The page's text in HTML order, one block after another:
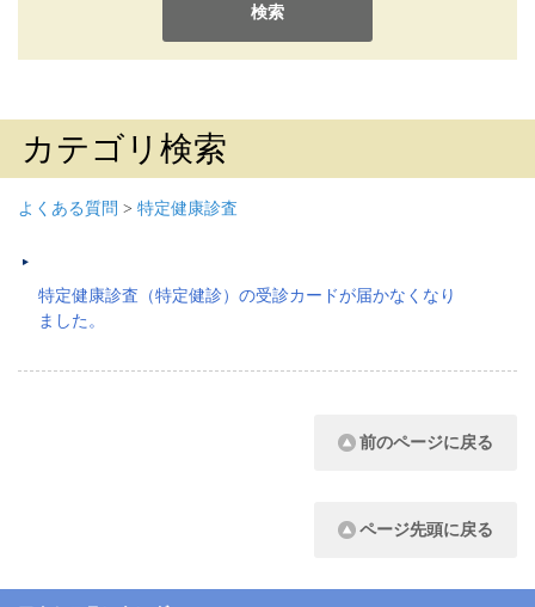
検索
カテゴリ検索
よくある質問 > 特定健康診査
特定健康診査（特定健診）の受診カードが届かなくなり
ました。
前のページに戻る
ページ先頭に戻る